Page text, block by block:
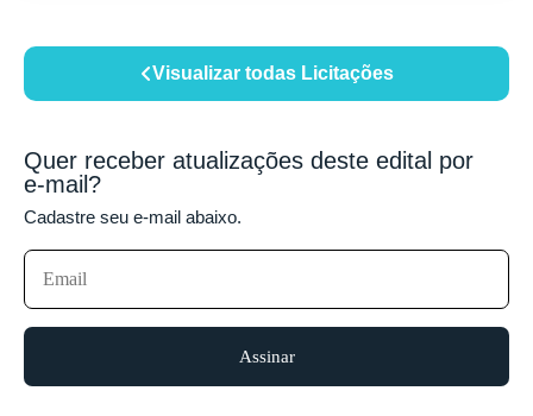
Visualizar todas Licitações
Quer receber atualizações deste edital por
e-mail?
Cadastre seu e-mail abaixo.
Assinar